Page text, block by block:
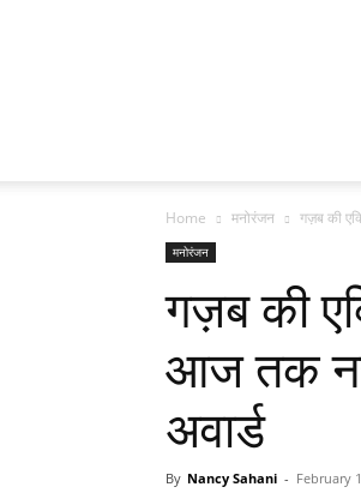
Home मनोरंजन गज़ब की
मनोरंजन
गज़ब की
आज तक
अवार्ड
By Nancy Sahani - February